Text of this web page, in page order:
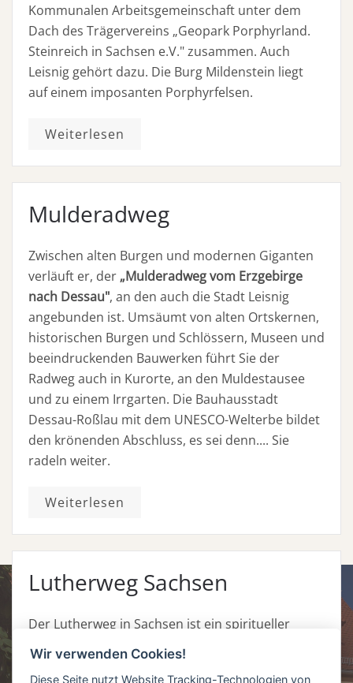
Kommunalen Arbeitsgemeinschaft unter dem
Dach des Trägervereins „Geopark Porphyrland.
Steinreich in Sachsen e.V." zusammen. Auch
Leisnig gehört dazu. Die Burg Mildenstein liegt
auf einem imposanten Porphyrfelsen.
Weiterlesen
Mulderadweg
Zwischen alten Burgen und modernen Giganten
verläuft er, der „Mulderadweg vom Erzgebirge
nach Dessau", an den auch die Stadt Leisnig
angebunden ist. Umsäumt von alten Ortskernen,
historischen Burgen und Schlössern, Museen und
beeindruckenden Bauwerken führt Sie der
Radweg auch in Kurorte, an den Muldestausee
und zu einem Irrgarten. Die Bauhausstadt
Dessau-Roßlau mit dem UNESCO-Welterbe bildet
den krönenden Abschluss, es sei denn.... Sie
radeln weiter.
Weiterlesen
Lutherweg Sachsen
Der Lutherweg in Sachsen ist ein spiritueller
Wanderweg, der durch landschaftlich reizvolle
Regionen führt. Er verfolgt die Spuren Martin
Frau Haike Schmidt
Markt 3
Wir verwenden Cookies!
Diese Seite nutzt Website Tracking-Technologien von